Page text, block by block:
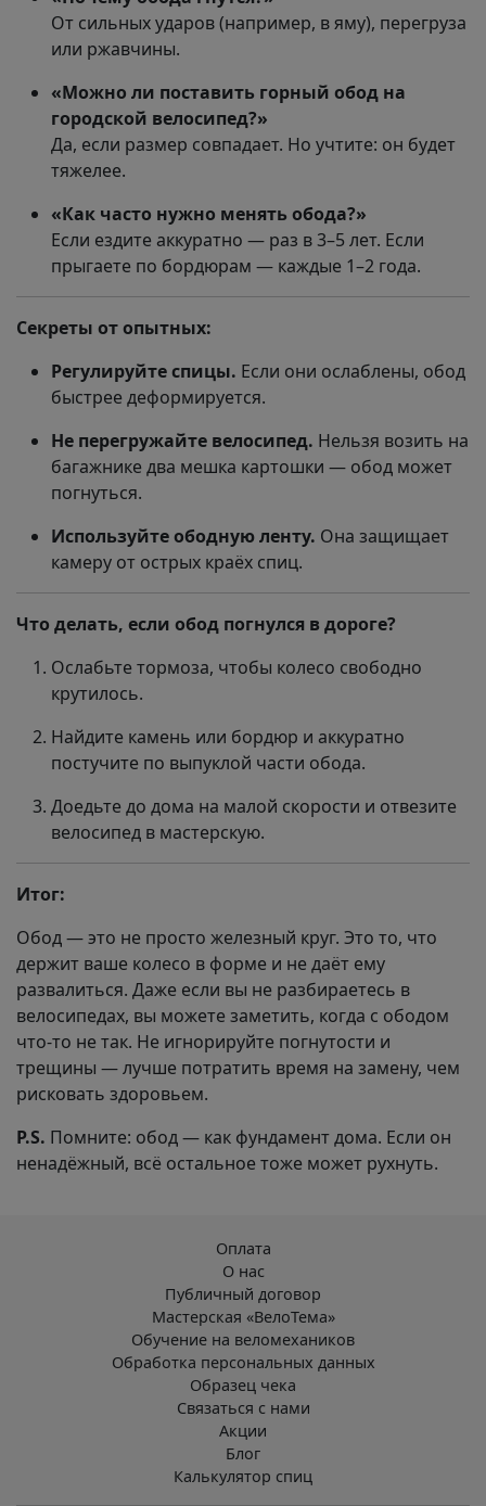
От сильных ударов (например, в яму), перегруза
или ржавчины.
«Можно ли поставить горный обод на
городской велосипед?»
Да, если размер совпадает. Но учтите: он будет
тяжелее.
«Как часто нужно менять обода?»
Если ездите аккуратно — раз в 3–5 лет. Если
прыгаете по бордюрам — каждые 1–2 года.
Секреты от опытных:
Регулируйте спицы. Если они ослаблены, обод
быстрее деформируется.
Не перегружайте велосипед. Нельзя возить на
багажнике два мешка картошки — обод может
погнуться.
Используйте ободную ленту. Она защищает
камеру от острых краёх спиц.
Что делать, если обод погнулся в дороге?
Ослабьте тормоза, чтобы колесо свободно
крутилось.
Найдите камень или бордюр и аккуратно
постучите по выпуклой части обода.
Доедьте до дома на малой скорости и отвезите
велосипед в мастерскую.
Итог:
Обод — это не просто железный круг. Это то, что
держит ваше колесо в форме и не даёт ему
развалиться. Даже если вы не разбираетесь в
велосипедах, вы можете заметить, когда с ободом
что-то не так. Не игнорируйте погнутости и
трещины — лучше потратить время на замену, чем
рисковать здоровьем.
P.S. Помните: обод — как фундамент дома. Если он
ненадёжный, всё остальное тоже может рухнуть.
Оплата
О нас
Публичный договор
Мастерская «ВелоТема»
Обучение на веломехаников
Обработка персональных данных
Образец чека
Связаться с нами
Акции
Блог
Калькулятор спиц